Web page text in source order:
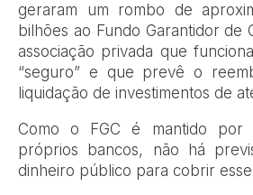
geraram um rombo de
bilhões ao Fundo Garantidor de
associação privada que
“seguro” e que prevê o
liquidação de investimentos de
Como o FGC é mantido por
próprios bancos, não há
dinheiro público para cobrir esse